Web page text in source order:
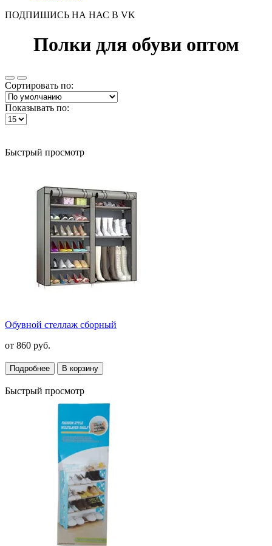
ПОДПИШИСЬ НА НАС В VK
Полки для обуви оптом
Сортировать по:
Показывать по:
Быстрый просмотр
Обувной стеллаж сборный
от 860 руб.
Подробнее В корзину
Быстрый просмотр